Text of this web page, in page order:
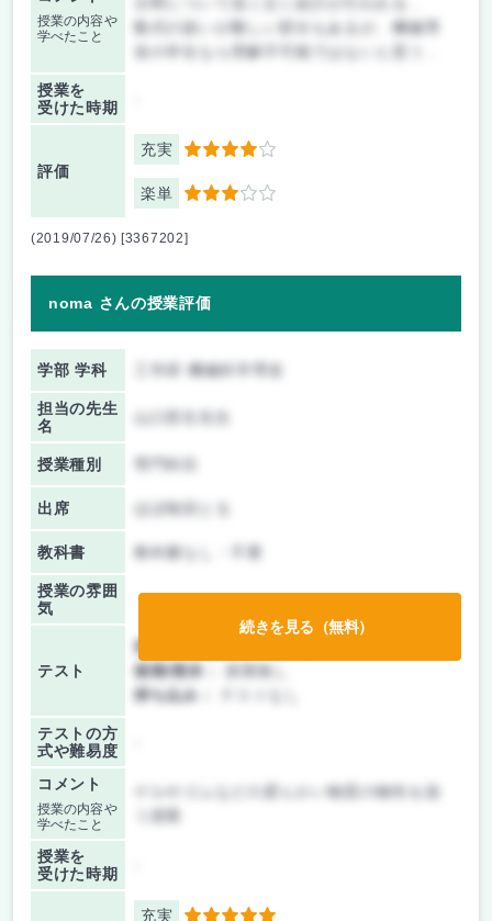
授業の内容や
学べたこと
数式の扱いが難しい部分もあるが、機械専
攻の学生なら理解不可能ではないと思う．
授業を
受けた時期
評価
充実 4
楽単 3
(2019/07/26) [3367202]
noma さんの授業評価
学部 学科 工学府 機械科学専攻
担当の先生
名
授業種別
出席 ほぼ毎回とる
教科書 教科書なし・不要
授業の雰囲
気
テスト
前期/中間：
後期/期末：
授業無し
持ち込み：
テストの方
式や難易度
コメント
授業の内容や
学べたこと
ゲルやゴムなどの柔らかい物質の物性を扱
授業を
受けた時期
充実
続きを見る（無料）